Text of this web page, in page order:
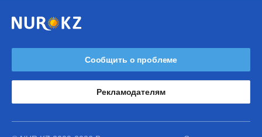
Сообщить о проблеме
Рекламодателям